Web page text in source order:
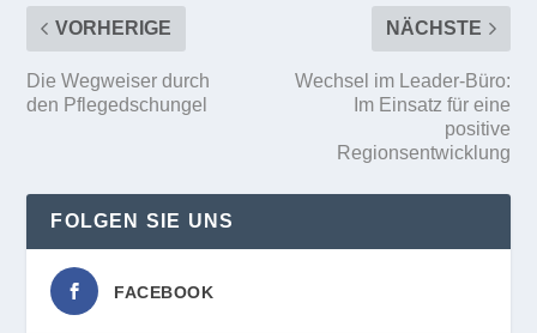
VORHERIGE
Die Wegweiser durch
den Pflegedschungel
NÄCHSTE
Wechsel im Leader-Büro:
Im Einsatz für eine
positive
Regionsentwicklung
FOLGEN SIE UNS
FACEBOOK